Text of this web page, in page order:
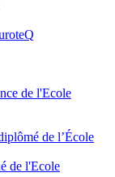
de l'Ecole
de l’École
de l'Ecole